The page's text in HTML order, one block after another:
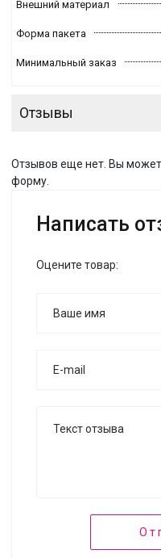
Внешний материал
Форма пакета
Минимальный заказ
Отзывы
Отзывов еще нет. Вы
форму.
Написать
Оцените товар: